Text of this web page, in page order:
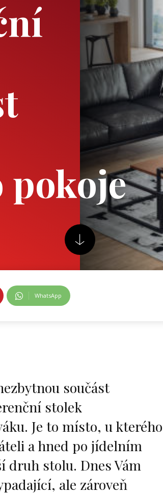
pokoje
WhatsApp
součást
stolek
Je to místo, u kterého
a hned po jídelním
druh stolu. Dnes Vám
ale zároveň